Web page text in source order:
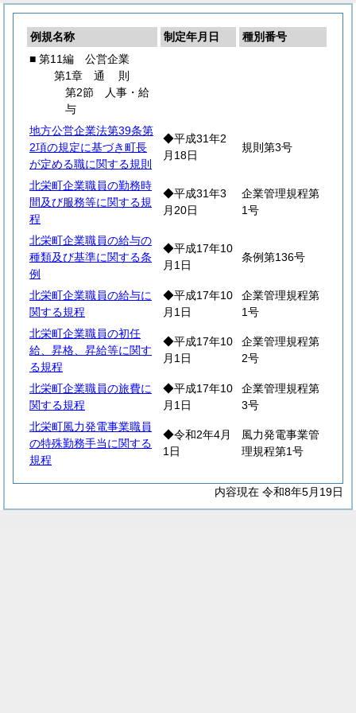
例規名称 制定年月日
種別番号
■ 第11編 公営企業
第1章 通 則
第2節 人事・給
与
地方公営企業法第39条第
2項の規定に基づき町長
が定める職に関する規則
◆平成31年2
月18日
規則第3号
北栄町企業職員の勤務時
間及び服務等に関する規
程
◆平成31年3
月20日
企業管理規程第
1号
北栄町企業職員の給与の
種類及び基準に関する条
例
◆平成17年10
月1日
条例第136号
北栄町企業職員の給与に
関する規程
◆平成17年10
月1日
企業管理規程第
1号
北栄町企業職員の初任
給、昇格、昇給等に関す
る規程
◆平成17年10
月1日
企業管理規程第
2号
北栄町企業職員の旅費に
関する規程
◆平成17年10
月1日
企業管理規程第
3号
北栄町風力発電事業職員
の特殊勤務手当に関する
規程
◆令和2年4月
1日
風力発電事業管
理規程第1号
内容現在 令和8年5月19日